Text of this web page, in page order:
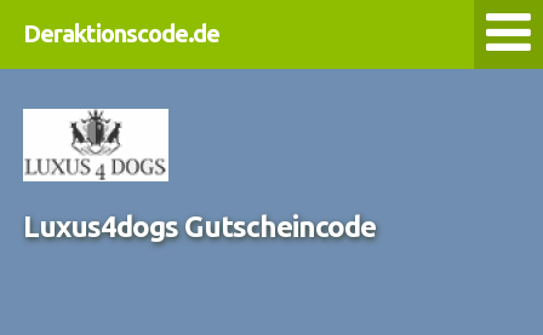
Deraktionscode.de
Luxus4dogs Gutscheincode